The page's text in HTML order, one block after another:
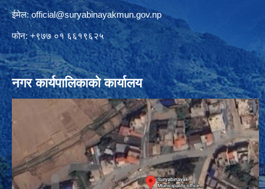
ईमेल:official@suryabinayakmun.gov.np
फोन: +९७७ ०१ ६६१९६२५
नगर कार्यपालिकाको कार्यालय